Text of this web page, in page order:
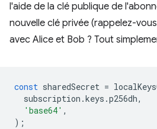
l'aide de la clé publique de
nouvelle clé privée (rappelez-
avec Alice et Bob ? Tout
const sharedSecret =
subscription .keys .p256dh,
'base64' ,
);